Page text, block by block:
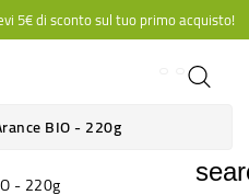
5€ di sconto sul tuo primo acquisto!
BIO - 220g